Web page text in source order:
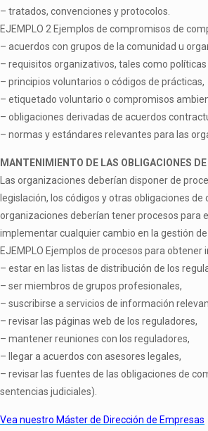
– tratados, convenciones y protocolos.
EJEMPLO 2 Ejemplos de compromisos de
– acuerdos con grupos de la comunidad u
– requisitos organizativos, tales como
– principios voluntarios o códigos de prácticas,
– etiquetado voluntario o compromisos
– obligaciones derivadas de acuerdos
– normas y estándares relevantes para las
MANTENIMIENTO DE LAS OBLIGACIONES DE
Las organizaciones deberían disponer de
legislación, los códigos y otras obligaciones de
organizaciones deberían tener procesos para
implementar cualquier cambio en la gestión
EJEMPLO Ejemplos de procesos para
– estar en las listas de distribución de los
– ser miembros de grupos profesionales,
– suscribirse a servicios
– revisar las páginas web de los reguladores,
– mantener reuniones con los reguladores,
–
llegar a acuerdos con asesores legales,
– revisar las fuentes de las obligaciones de
sentencias judiciales).
Vea nuestro Máster de Dirección de Empresas